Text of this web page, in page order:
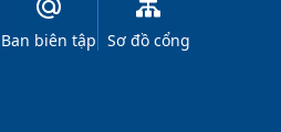
Ban biên tập Sơ đồ cổng